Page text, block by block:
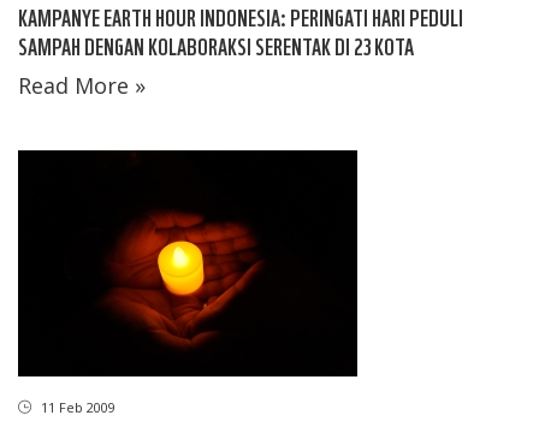
KAMPANYE EARTH HOUR INDONESIA: PERINGATI HARI PEDULI
SAMPAH DENGAN KOLABORAKSI SERENTAK DI 23 KOTA
Read More »
11 Feb 2009